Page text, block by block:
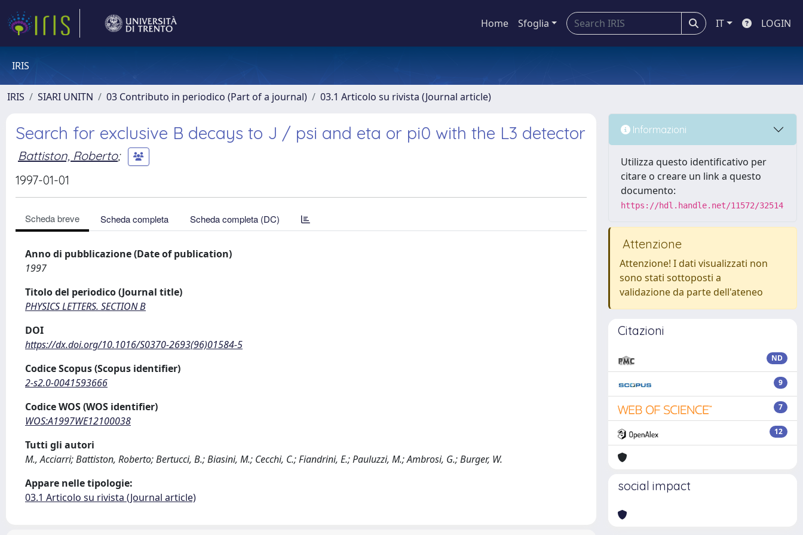
Home Sfoglia IT LOGIN
IRIS
IRIS SIARI UNITN 03 Contributo in periodico (Part of a journal) 03.1 Articolo su rivista (Journal article)
Search for exclusive B decays to J / psi and eta or pi0 with the L3 detector
Battiston, Roberto;
1997-01-01
Scheda breve Scheda completa Scheda completa (DC)
Anno di pubblicazione (Date of publication)
1997
Titolo del periodico (Journal title)
PHYSICS LETTERS. SECTION B
DOI
https://dx.doi.org/10.1016/S0370-2693(96)01584-5
Codice Scopus (Scopus identifier)
2-s2.0-0041593666
Codice WOS (WOS identifier)
WOS:A1997WE12100038
Tutti gli autori
M., Acciarri; Battiston, Roberto; Bertucci, B.; Biasini, M.; Cecchi, C.; Fiandrini, E.; Pauluzzi, M.; Ambrosi, G.; Burger, W.
Appare nelle tipologie:
03.1 Articolo su rivista (Journal article)
Informazioni
Utilizza questo identificativo per
citare o creare un link a questo
documento:
https://hdl.handle.net/11572/32514
Attenzione
Attenzione! I dati visualizzati non
sono stati sottoposti a
validazione da parte dell'ateneo
Citazioni
ND
9
7
12
social impact